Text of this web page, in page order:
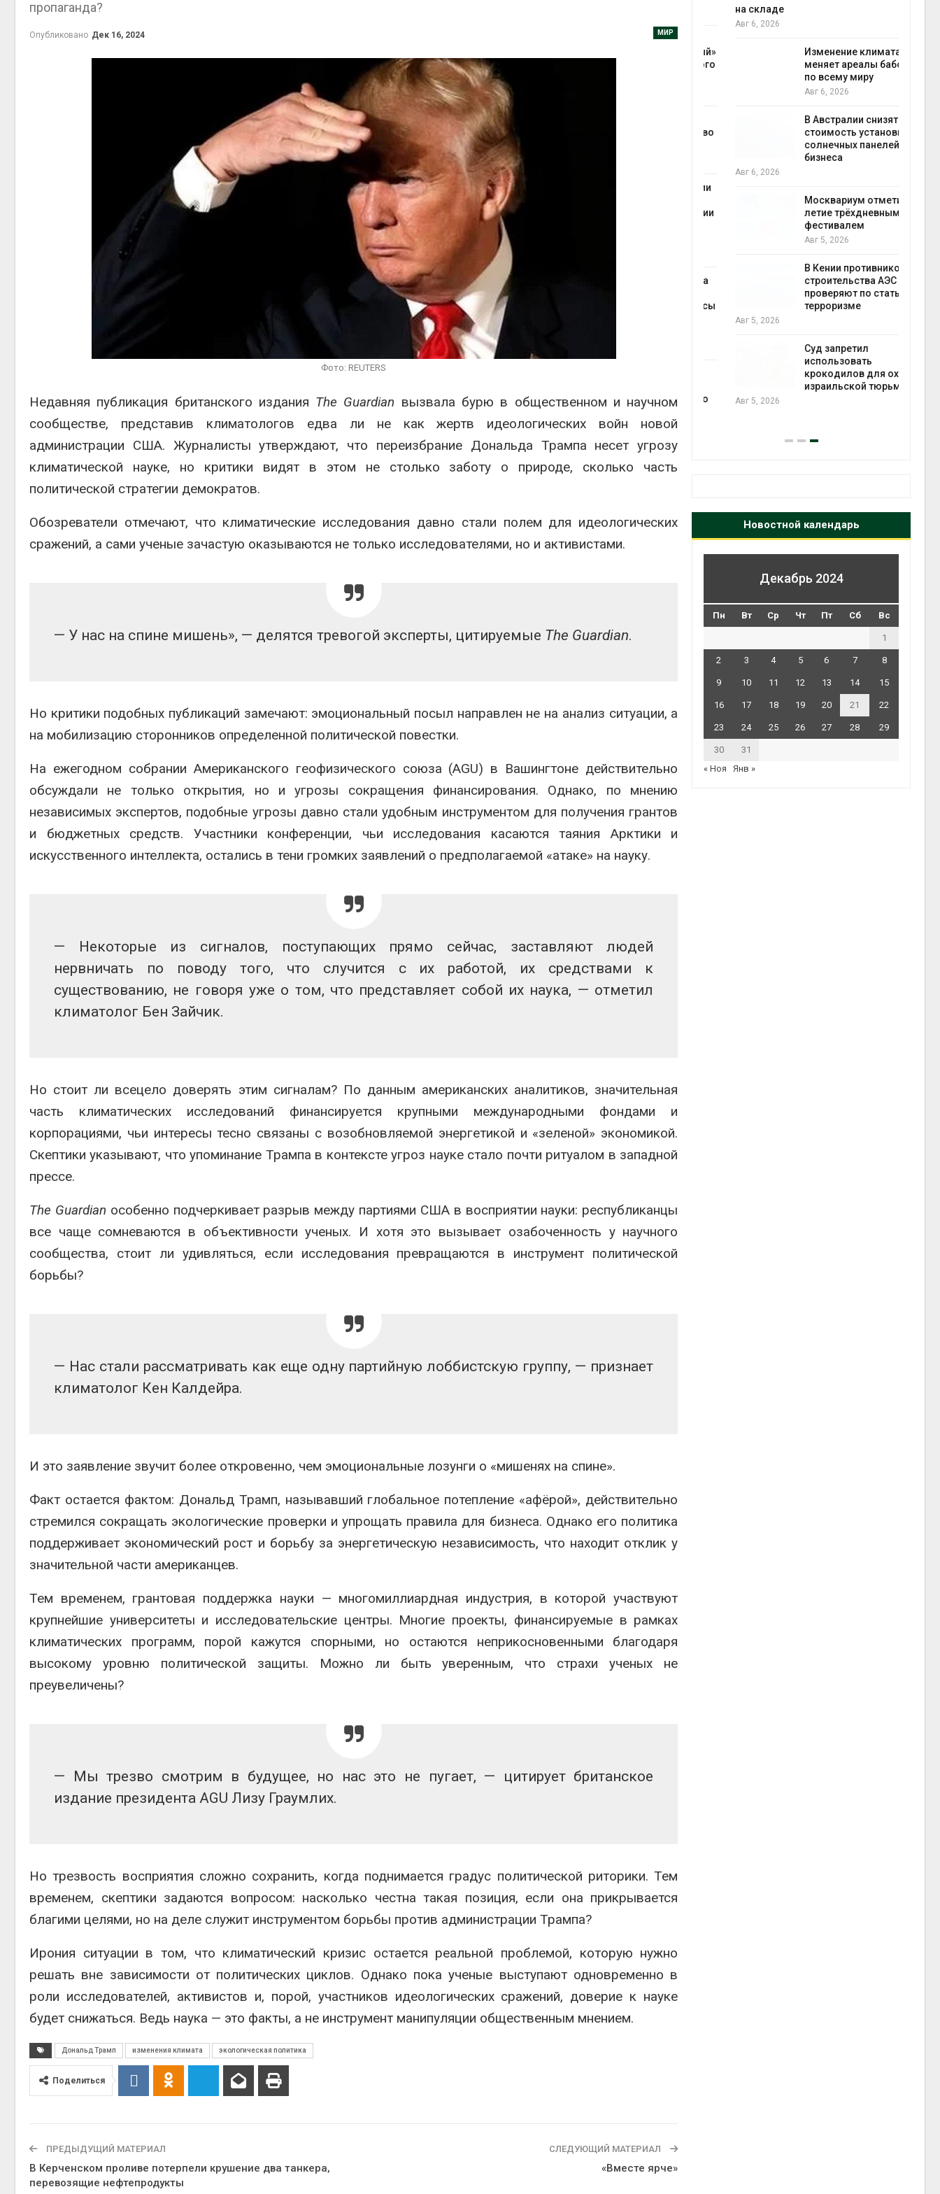
пропаганда?
МИР
Опубликовано Дек 16, 2024
Фото: REUTERS
Недавняя публикация британского издания The Guardian вызвала бурю в общественном и научном
сообществе, представив климатологов едва ли не как жертв идеологических войн новой
администрации США. Журналисты утверждают, что переизбрание Дональда Трампа несет угрозу
климатической науке, но критики видят в этом не столько заботу о природе, сколько часть
политической стратегии демократов.
Обозреватели отмечают, что климатические исследования давно стали полем для идеологических
сражений, а сами ученые зачастую оказываются не только исследователями, но и активистами.
— У нас на спине мишень», — делятся тревогой эксперты, цитируемые The Guardian.
Но критики подобных публикаций замечают: эмоциональный посыл направлен не на анализ ситуации, а
на мобилизацию сторонников определенной политической повестки.
На ежегодном собрании Американского геофизического союза (AGU) в Вашингтоне действительно
обсуждали не только открытия, но и угрозы сокращения финансирования. Однако, по мнению
независимых экспертов, подобные угрозы давно стали удобным инструментом для получения грантов
и бюджетных средств. Участники конференции, чьи исследования касаются таяния Арктики и
искусственного интеллекта, остались в тени громких заявлений о предполагаемой «атаке» на науку.
— Некоторые из сигналов, поступающих прямо сейчас, заставляют людей
нервничать по поводу того, что случится с их работой, их средствами к
существованию, не говоря уже о том, что представляет собой их наука, — отметил
климатолог Бен Зайчик.
Но стоит ли всецело доверять этим сигналам? По данным американских аналитиков, значительная
часть климатических исследований финансируется крупными международными фондами и
корпорациями, чьи интересы тесно связаны с возобновляемой энергетикой и «зеленой» экономикой.
Скептики указывают, что упоминание Трампа в контексте угроз науке стало почти ритуалом в западной
прессе.
The Guardian особенно подчеркивает разрыв между партиями США в восприятии науки: республиканцы
все чаще сомневаются в объективности ученых. И хотя это вызывает озабоченность у научного
сообщества, стоит ли удивляться, если исследования превращаются в инструмент политической
борьбы?
— Нас стали рассматривать как еще одну партийную лоббистскую группу, — признает
климатолог Кен Калдейра.
И это заявление звучит более откровенно, чем эмоциональные лозунги о «мишенях на спине».
Факт остается фактом: Дональд Трамп, называвший глобальное потепление «афёрой», действительно
стремился сокращать экологические проверки и упрощать правила для бизнеса. Однако его политика
поддерживает экономический рост и борьбу за энергетическую независимость, что находит отклик у
значительной части американцев.
Тем временем, грантовая поддержка науки — многомиллиардная индустрия, в которой участвуют
крупнейшие университеты и исследовательские центры. Многие проекты, финансируемые в рамках
климатических программ, порой кажутся спорными, но остаются неприкосновенными благодаря
высокому уровню политической защиты. Можно ли быть уверенным, что страхи ученых не
преувеличены?
— Мы трезво смотрим в будущее, но нас это не пугает, — цитирует британское
издание президента AGU Лизу Граумлих.
Но трезвость восприятия сложно сохранить, когда поднимается градус политической риторики. Тем
временем, скептики задаются вопросом: насколько честна такая позиция, если она прикрывается
благими целями, но на деле служит инструментом борьбы против администрации Трампа?
Ирония ситуации в том, что климатический кризис остается реальной проблемой, которую нужно
решать вне зависимости от политических циклов. Однако пока ученые выступают одновременно в
роли исследователей, активистов и, порой, участников идеологических сражений, доверие к науке
будет снижаться. Ведь наука — это факты, а не инструмент манипуляции общественным мнением.
Дональд Трамп изменения климата экологическая политика
Поделиться
ПРЕДЫДУЩИЙ МАТЕРИАЛ
В Керченском проливе потерпели крушение два танкера,
перевозящие нефтепродукты
СЛЕДУЮЩИЙ МАТЕРИАЛ
«Вместе ярче»
на складе
стоимость установки
солнечных панелей для
Москвариум отметит 11-
летие трёхдневным
фестивалем
использовать
Авг 5, 2026
эвакуировали более 140
тыс. человек
Авг 6, 2026
МЕГА и ВкусВилл
установили
экообменники для сбора
вторсырья
Учёные предложили
получать питьевую воду
из воздуха с помощью
ветра
Приложение «Экопульс»
для контроля мусорных
площадок запустят в
Европа теряет всё
больше лесной
вредителей и рубок
Учёные научили салат
Авг 6, 2026
преступлений
Авг 6, 2026
ближайшее время
Авг 6, 2026
рекордного дождевого
Авг 6, 2026
на складе
Авг 6, 2026
Изменение климата
меняет ареалы бабочек
по всему миру
Авг 6, 2026
В Австралии снизят
стоимость установки
солнечных панелей для
бизнеса
Авг 6, 2026
Москвариум отметит 11-
летие трёхдневным
фестивалем
Авг 5, 2026
В Кении противников
строительства АЭС
проверяют по статье о
терроризме
Авг 5, 2026
Суд запретил
использовать
крокодилов для охраны
израильской тюрьмы
Авг 5, 2026
Новостной календарь
Декабрь 2024
Пн Вт Ср Чт Пт Сб Вс
1
2 3 4 5 6 7 8
9 10 11 12 13 14 15
16 17 18 19 20 21 22
23 24 25 26 27 28 29
30
31
« Ноя
Янв »